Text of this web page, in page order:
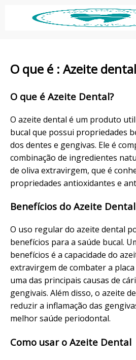
O que é : Azeite dental
O que é Azeite Dental?
O azeite dental é um produto
bucal que possui propriedades
dos dentes e gengivas. Ele é
combinação de ingredientes
de oliva extravirgem, que é
propriedades antioxidantes e
Benefícios do Azeite Dental
O uso regular do azeite dental
benefícios para a saúde bucal.
benefícios é a capacidade do
extravirgem de combater a
uma das principais causas de
gengivais. Além disso, o azeite
reduzir a inflamação das
melhor saúde periodontal.
Como usar o Azeite Dental